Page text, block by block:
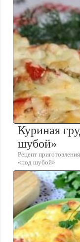
Куриная
шубой»
Рецепт
«под шубой»